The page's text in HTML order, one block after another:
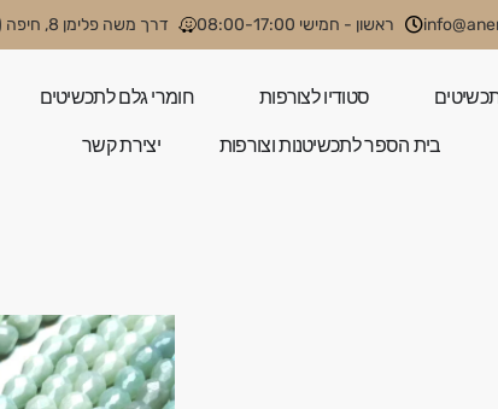
ראשון - חמישי 08:00-17:00 דרך משה פלימן 8, חיפה (קניון קסטרא)
סטודיו לצורפות חומרי גלם לתכשיטים
בית הספר לתכשיטנות וצורפות יצירת קשר